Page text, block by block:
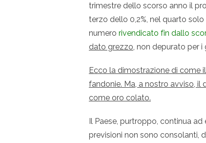
trimestre dello scorso anno il
terzo dello 0,2%, nel quarto solo
numero rivendicato fin dallo
dato grezzo, non depurato per i
Ecco la dimostrazione di come
fandonie. Ma, a nostro avviso, il
come oro colato.
Il Paese, purtroppo, continua
previsioni non sono consolanti,